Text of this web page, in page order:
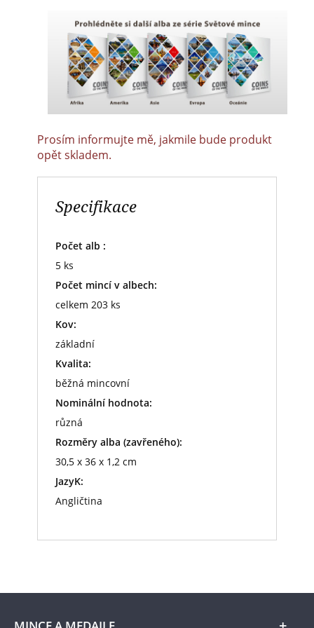
Prosím informujte mě, jakmile bude produkt
opět skladem.
Specifikace
Počet alb :
5 ks
Počet mincí v albech:
celkem 203 ks
Kov:
základní
Kvalita:
běžná mincovní
Nominální hodnota:
různá
Rozměry alba (zavřeného):
30,5 x 36 x 1,2 cm
JazyK:
Angličtina